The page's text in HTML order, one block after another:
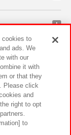
ポリシー
方針と検証結果
cookies to
ads. We
with our
it with
or that they
Please click
and
right to opt
to